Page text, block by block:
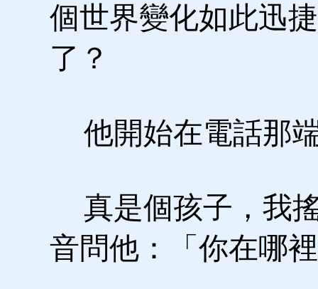
個世界變化如此迅
了？
他開始在電話那
真是個孩子，我
音問他：「你在哪